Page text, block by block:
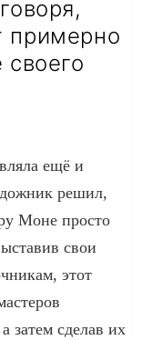
примерно
ещё и
решил,
Моне просто
свои
этот
затем сделав их